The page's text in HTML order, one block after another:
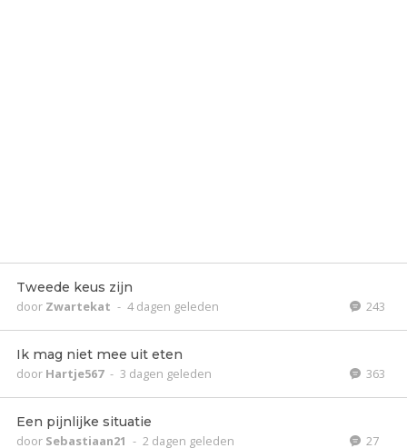
Tweede keus zijn
door Zwartekat - 4 dagen geleden 243
Ik mag niet mee uit eten
door Hartje567 - 3 dagen geleden 363
Een pijnlijke situatie
door Sebastiaan21 - 2 dagen geleden 27